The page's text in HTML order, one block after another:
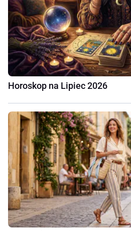
Horoskop na Lipiec 2026